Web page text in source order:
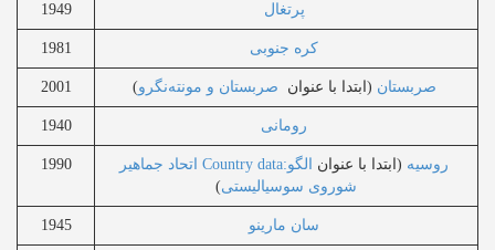
پرتغال
کره جنوبی
صربستان(ابتدا با عنوانصربستان و مونته‌نگرو)
رومانی
روسیه(ابتدا با عنوان
الگو:Country data اتحاد جماهیر
شوروی سوسیالیستی)
سان مارینو